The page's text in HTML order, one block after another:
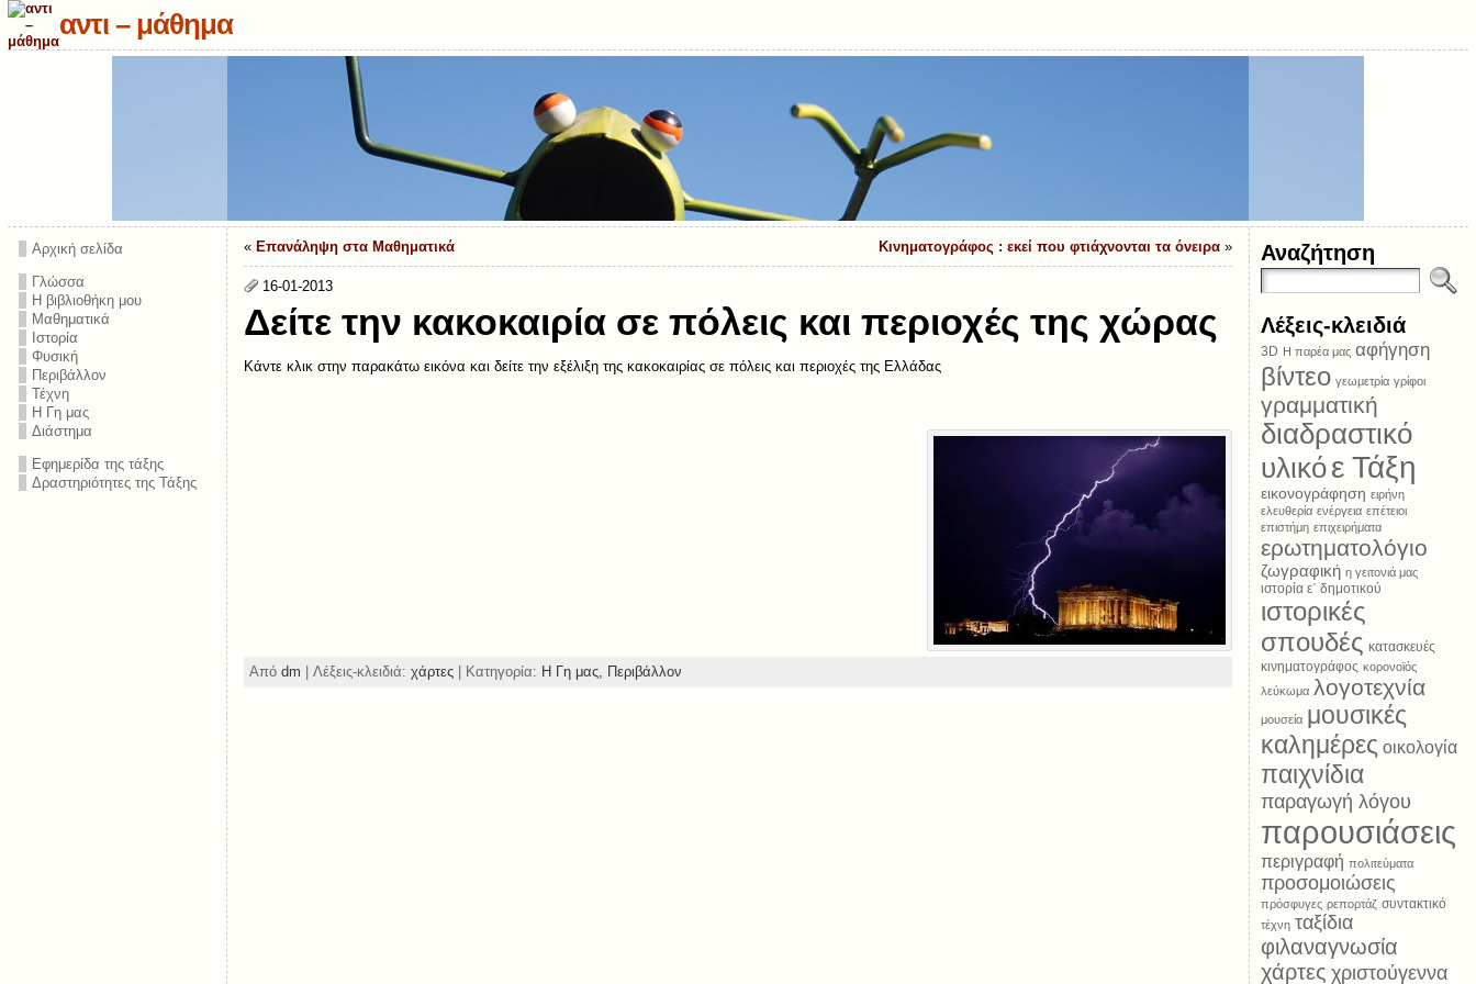
αντι – μάθημα
Αρχική σελίδα
Γλώσσα
Η βιβλιοθήκη μου
Μαθηματικά
Ιστορία
Φυσική
Περιβάλλον
Τέχνη
Η Γη μας
Διάστημα
Εφημερίδα της τάξης
Δραστηριότητες της Τάξης
« Επανάληψη στα Μαθηματικά Κινηματογράφος : εκεί που φτιάχνονται τα όνειρα»
16-01-2013
Δείτε την κακοκαιρία σε πόλεις και περιοχές της χώρας
Κάντε κλικ στην παρακάτω εικόνα και δείτε την εξέλιξη της κακοκαιρίας σε πόλεις και περιοχές της Ελλάδας
Από dm | Λέξεις-κλειδιά: χάρτες| Κατηγορία: Η Γη μας, Περιβάλλον
Αναζήτηση
Λέξεις-κλειδιά
3D Η παρέα μας αφήγηση
βίντεο γεωμετρία γρίφοι
γραμματική
διαδραστικό
υλικόε Τάξη
εικονογράφηση ειρήνη
ελευθερία ενέργεια επέτειοι
επιστήμη επιχειρήματα
ερωτηματολόγιο
ζωγραφική η γειτονιά μας
ιστορία ε΄ δημοτικού
ιστορικές
σπουδές κατασκευές
κινηματογράφος κορονοϊός
λεύκωμα λογοτεχνία
μουσεία μουσικές
καλημέρες οικολογία
παιχνίδια
παραγωγή λόγου
παρουσιάσεις
περιγραφή πολιτεύματα
προσομοιώσεις
πρόσφυγες ρεπορτάζ συντακτικό
τέχνη ταξίδια
φιλαναγνωσία
χάρτες χριστούγεννα